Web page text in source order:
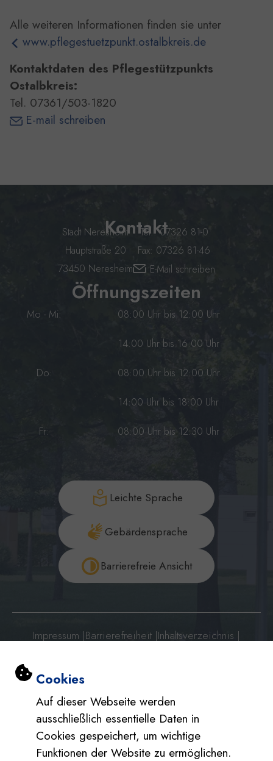
Einstellungen zu Cookies und
Cookies
Auf dieser Webseite werden
ausschließlich essentielle Daten in
Cookies gespeichert, um wichtige
Funktionen der Website zu ermöglichen.
Alle weiteren Informationen finden sie unter
www.pflegestuetzpunkt.ostalbkreis.de
Kontaktdaten des Pflegestützpunkts
Ostalbkreis:
Tel. 07361/503-1820
E-mail schreiben
Kontakt
Stadt Neresheim
Hauptstraße 20
73450 Neresheim
Tel.: 07326 81-0
Fax: 07326 81-46
E-Mail schreiben
Öffnungszeiten
Mo - Mi: 08:00 Uhr bis 12:00 Uhr
14:00 Uhr bis 16:00 Uhr
Do: 08:00 Uhr bis 12:00 Uhr
14:00 Uhr bis 18:00 Uhr
Fr: 08:00 Uhr bis 12:30 Uhr
Leichte Sprache
Gebärdensprache
Barrierefreie Ansicht
Impressum |Barrierefreiheit |Inhaltsverzeichnis |